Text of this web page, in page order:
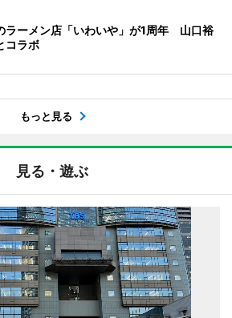
ラーメン店「いわいや」が1周年 山口裕
コラボ
もっと見る
見る・遊ぶ